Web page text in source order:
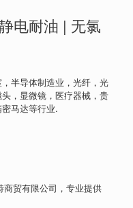
电耐油 | 无氯
半导体制造业，光纤，光
，显微镜，医疗器械，贵
马达等行业.
商贸有限公司，专业提供